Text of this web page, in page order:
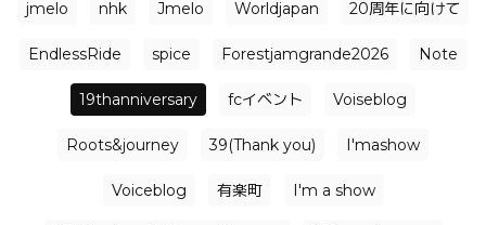
jmelo nhk Jmelo Worldjapan 20周年に向けて
EndlessRide spice Forestjamgrande2026 Note
19thanniversary fcイベント Voiseblog
Roots&journey 39(Thank you) I'mashow
Voiceblog 有楽町 I'm a show